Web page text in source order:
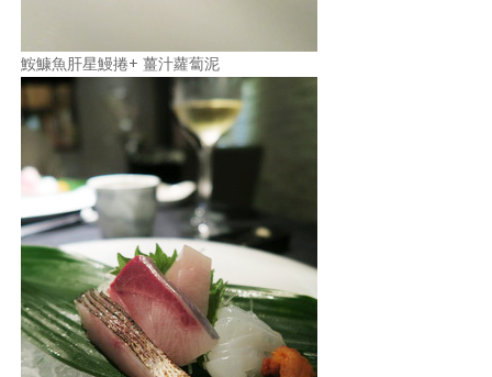
鮟鱇魚肝星鰻捲+ 薑汁蘿蔔泥